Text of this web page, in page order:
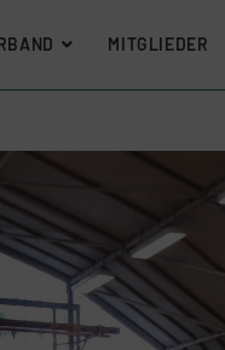
MITGLIEDER